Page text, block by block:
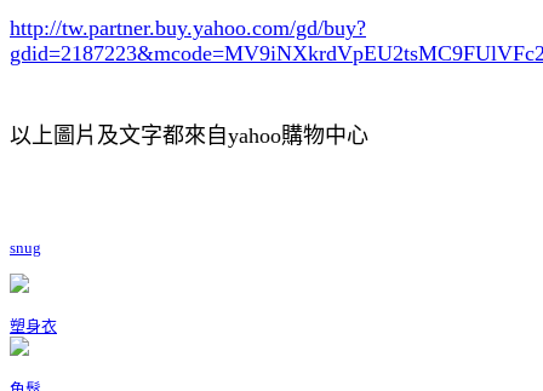
http://tw.partner.buy.yahoo.com/gd/buy?
gdid=2187223
以上圖片及文字都來自yahoo購物中心
snug
塑身衣